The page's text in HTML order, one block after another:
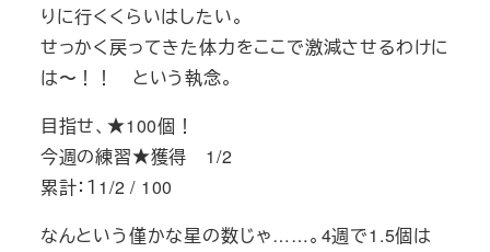
りに行くくらいはしたい。
せっかく戻ってきた体力をここで激減させるわけに
は〜！！ という執念。
目指せ、★100個！
今週の練習★獲得 1/2
累計：１1/2 / 100
なんという僅かな星の数じゃ……。4週で1.5個は